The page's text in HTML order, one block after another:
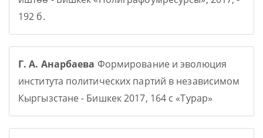
192 б.
Г. А. Анарбаева Формирование и эволюция
института политических партий в независимом
Кыргызстане - Бишкек 2017, 164 с «Турар»